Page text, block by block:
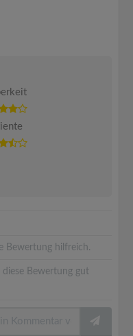
Bewertung hilfreich.
diese Bewertung gut